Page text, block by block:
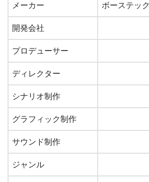
メーカー ボーステック
開発会社
プロデューサー
ディレクター
シナリオ制作
グラフィック制作
サウンド制作
ジャンル